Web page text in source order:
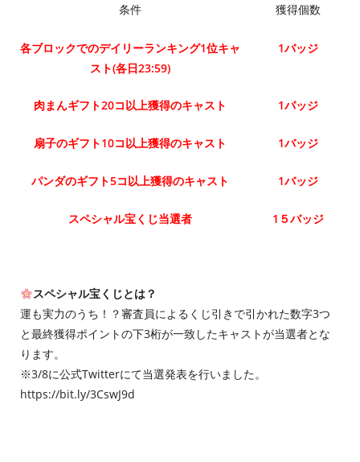
条件
獲得個数
各ブロックでのデイリーランキング1位キャ
スト(各日23:59)
1バッジ
肉まんギフト20コ以上獲得のキャスト 1バッジ
扇子のギフト10コ以上獲得のキャスト 1バッジ
パンダのギフト5コ以上獲得のキャスト 1バッジ
スペシャル宝くじ当選者 1５バッジ
スペシャル宝くじとは？
運も実力のうち！？審査員によるくじ引きで引かれた数字3つ
と最終獲得ポイントの下3桁が一致したキャストが当選者とな
ります。
※3/8に公式Twitterにて当選発表を行いました。
https://bit.ly/3CswJ9d